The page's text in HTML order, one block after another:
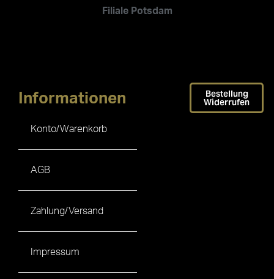
Filiale Potsdam
Informationen
Konto/Warenkorb
AGB
Zahlung/Versand
Impressum
Bestellung
Widerrufen